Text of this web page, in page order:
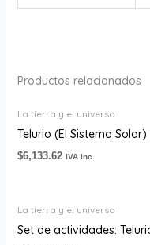
Productos relacionados
La tierra y el universo
Telurio (El Sistema Solar)
$6,133.62 IVA Inc.
La tierra y el universo
Set de actividades: